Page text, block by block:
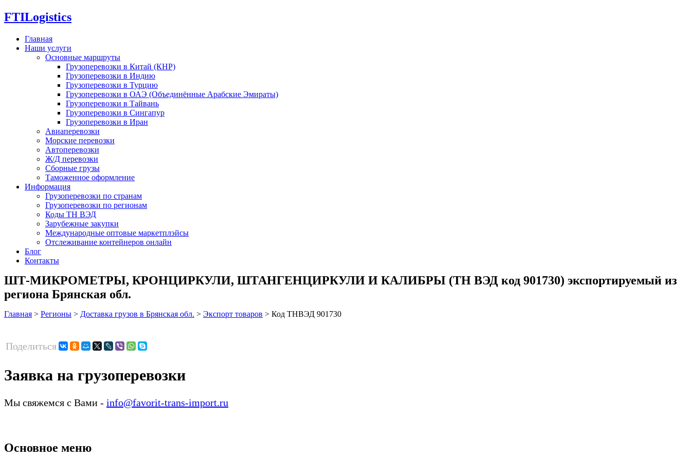
FTILogistics
Главная
Наши услуги
Основные маршруты
Грузоперевозки в Китай (КНР)
Грузоперевозки в Индию
Грузоперевозки в Турцию
Грузоперевозки в ОАЭ (Объединённые Арабские Эмираты)
Грузоперевозки в Тайвань
Грузоперевозки в Сингапур
Грузоперевозки в Иран
Авиаперевозки
Морские перевозки
Автоперевозки
Ж/Д перевозки
Сборные грузы
Таможенное оформление
Информация
Грузоперевозки по странам
Грузоперевозки по регионам
Коды ТН ВЭД
Зарубежные закупки
Международные оптовые маркетплэйсы
Отслеживание контейнеров онлайн
Блог
Контакты
ШТ-МИКРОМЕТРЫ, КРОНЦИРКУЛИ, ШТАНГЕНЦИРКУЛИ И КАЛИБРЫ (ТН ВЭД код 901730) экспортируемый из
региона Брянская обл.
Главная > Регионы > Доставка грузов в Брянская обл. > Экспорт товаров > Код ТНВЭД 901730
Поделиться
Заявка на грузоперевозки
Мы свяжемся с Вами - info@favorit-trans-import.ru
Основное меню